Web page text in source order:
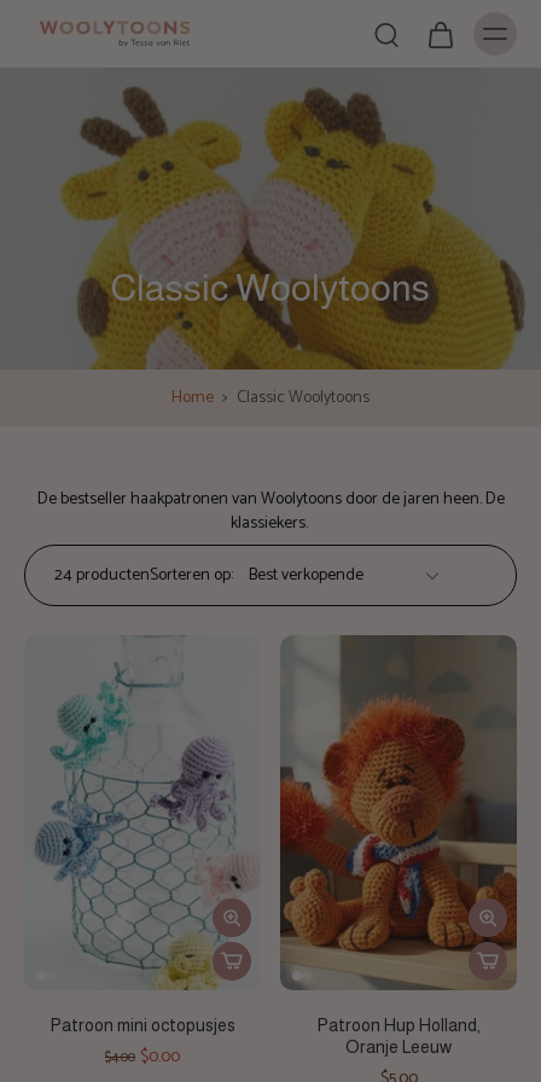
Classic Woolytoons
Home > Classic Woolytoons
De bestseller haakpatronen van Woolytoons door de jaren heen. De
klassiekers.
24 productenSorteren op:
Patroon mini octopusjes
$4.00 $0.00
Patroon Hup Holland,
Oranje Leeuw